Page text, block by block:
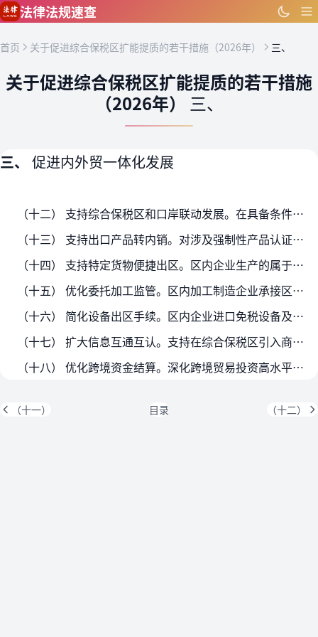
跳到主要内容
法律法规速查
首页 关于促进综合保税区扩能提质的若干措施（2026年） 三、
关于促进综合保税区扩能提质的若干措施
（2026年） 三、
三、 促进内外贸一体化发展
（十二） 支持综合保税区和口岸联动发展。在具备条件的综合保税区设立航空前置货站，建设中欧班列集结中心、国际公路运输集结中心的联动作业设施和配套服务设施，进一步提升国际运输…
（十三） 支持出口产品转内销。对涉及强制性产品认证的综合保税区出口转内销产品，减免认证费用、简化认证程序，允许采信国际组织合格评定体系评价结果，减少重复检测认证。加强综合…
（十四） 支持特定货物便捷出区。区内企业生产的属于受控消耗臭氧层物质的产品，内销时免予申领进口许可证件；生产的已取得境内上市药品批准证明文件的药品，内销时免予申领进口药品…
（十五） 优化委托加工监管。区内加工制造企业承接区外企业委托开展加工业务，不使用保税料件且制成品返回区外的，相关料件和制成品进出区时免予申领许可证件。
（十六） 简化设备出区手续。区内企业进口免税设备及其零配件属于进口许可证件管理的，出区时可凭与其入境时状态一致的进口许可证件向海关办理验放手续；出区前已提交进口许可证件的…
（十七） 扩大信息互通互认。支持在综合保税区引入商品条码标识，探索实施跨境贸易产品及交易主体数字身份、电子信息、电子单证在线验证，推动电子签名跨境互认。
（十八） 优化跨境资金结算。深化跨境贸易投资高水平开放试点，支持符合条件的区内企业享受贸易外汇收支便利化政策。鼓励区内企业在跨境贸易投资中使用人民币，便利跨境资金结算。
（十一） 目录 （十二）